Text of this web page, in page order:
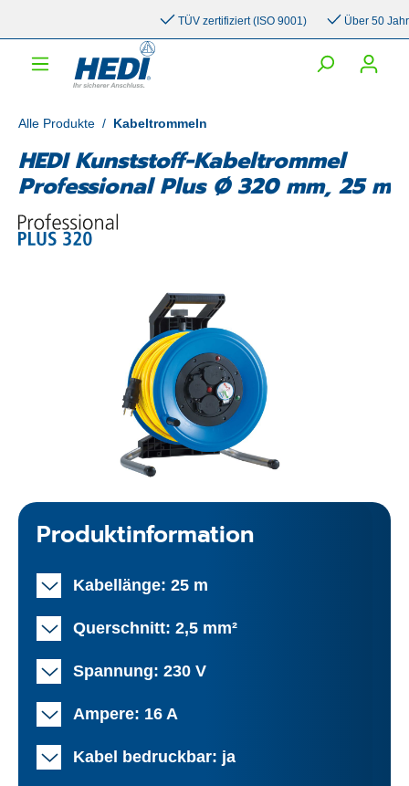
TÜV zertifiziert (ISO 9001) Über 50 Jahre
Alle Produkte / Kabeltrommeln
HEDI Kunststoff-Kabeltrommel
Professional Plus Ø 320 mm, 25 m
Produktinformation
Kabellänge: 25 m
Querschnitt: 2,5 mm²
Spannung: 230 V
Ampere: 16 A
Kabel bedruckbar: ja